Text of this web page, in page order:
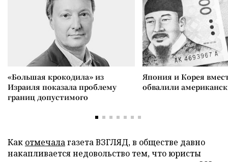
«Большая крокодила» из
Израиля показала проблему
границ допустимого
Япония и Корея
обвалили
Как отмечалагазета ВЗГЛЯД, в обществе давно
накапливается недовольство тем, что юристы